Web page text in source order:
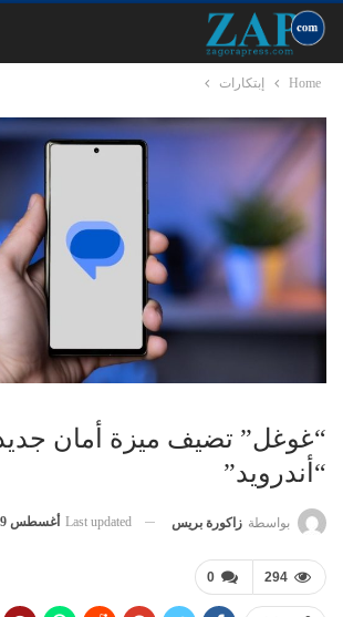
Home إبتكارات
“غوغل” تضيف ميزة أمان
“أندرويد”
بواسطة زاكورة بريس Last updated أغسطس 29, 2025
0 294